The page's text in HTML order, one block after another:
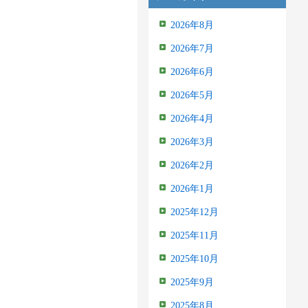
2026年8月
2026年7月
2026年6月
2026年5月
2026年4月
2026年3月
2026年2月
2026年1月
2025年12月
2025年11月
2025年10月
2025年9月
2025年8月